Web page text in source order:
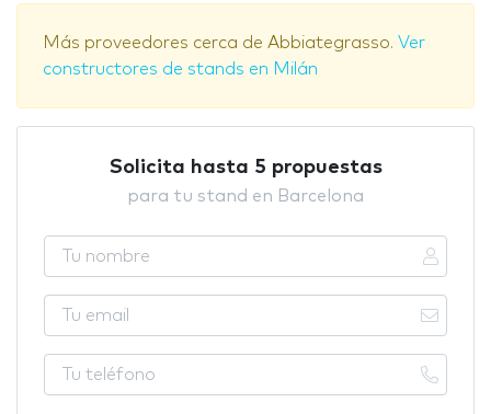
Más proveedores cerca de Abbiategrasso. Ver
constructores de stands en Milán
Solicita hasta 5 propuestas
para tu stand en Barcelona